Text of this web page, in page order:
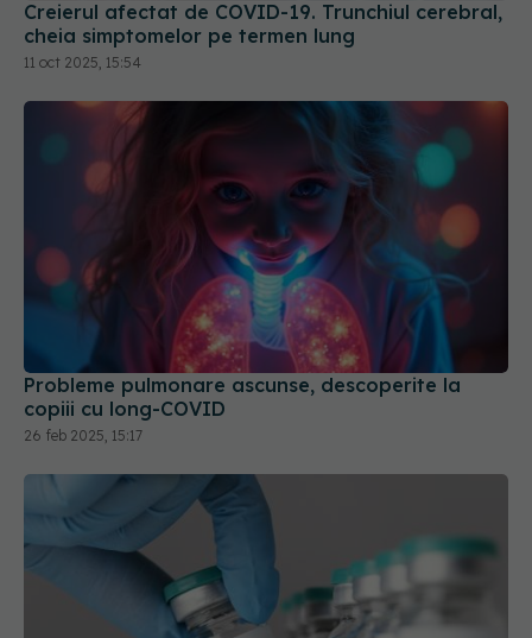
Probleme pulmonare ascunse, descoperite la
copiii cu long-COVID
26 feb 2025, 15:17